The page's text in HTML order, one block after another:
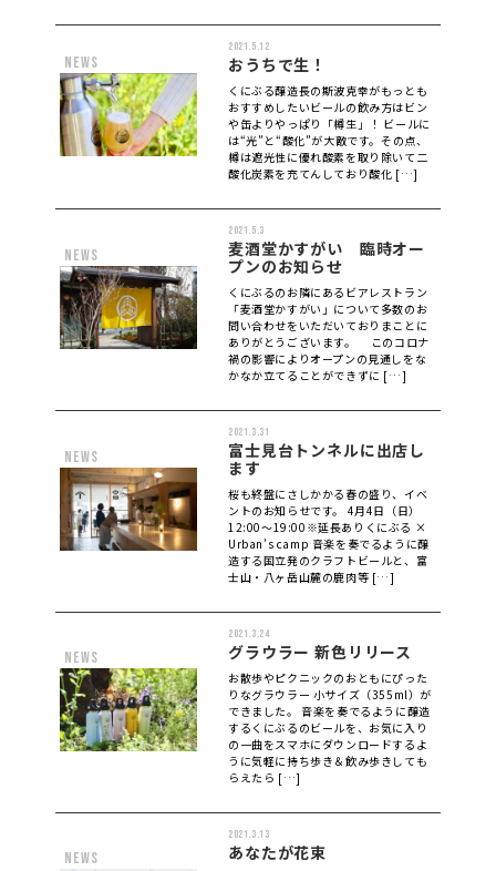
news
2021.5.12
おうちで生！
くにぶる醸造長の斯波克幸がもっとも
おすすめしたいビールの飲み方はビン
や缶よりやっぱり「樽生」！ ビールに
は“光”と“酸化”が大敵です。その点、
樽は遮光性に優れ酸素を取り除いて二
酸化炭素を充てんしており酸化 […]
news
2021.5.3
麦酒堂かすがい 臨時オー
プンのお知らせ
くにぶるのお隣にあるビアレストラン
「麦酒堂かすがい」について多数のお
問い合わせをいただいておりまことに
ありがとうございます。 このコロナ
禍の影響によりオープンの見通しをな
かなか立てることができずに […]
news
2021.3.31
富士見台トンネルに出店し
ます
桜も終盤にさしかかる春の盛り、イベ
ントのお知らせです。 4月4日（日）
12:00～19:00※延長ありくにぶる ×
Urban’s camp 音楽を奏でるように醸
造する国立発のクラフトビールと、富
士山・八ヶ岳山麓の鹿肉等 […]
news
2021.3.24
グラウラー 新色リリース
お散歩やピクニックのおともにぴった
りなグラウラー 小サイズ（355ml）が
できました。 音楽を奏でるように醸造
するくにぶるのビールを、お気に入り
の一曲をスマホにダウンロードするよ
うに気軽に持ち歩き＆飲み歩きしても
らえたら […]
news
2021.3.13
あなたが花束